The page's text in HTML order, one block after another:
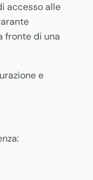
accesso alle
fronte di una
e